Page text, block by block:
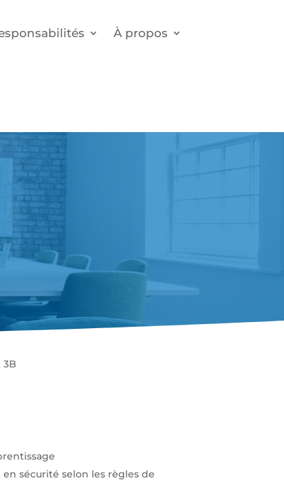
À propos
3B
sécurité selon les règles de